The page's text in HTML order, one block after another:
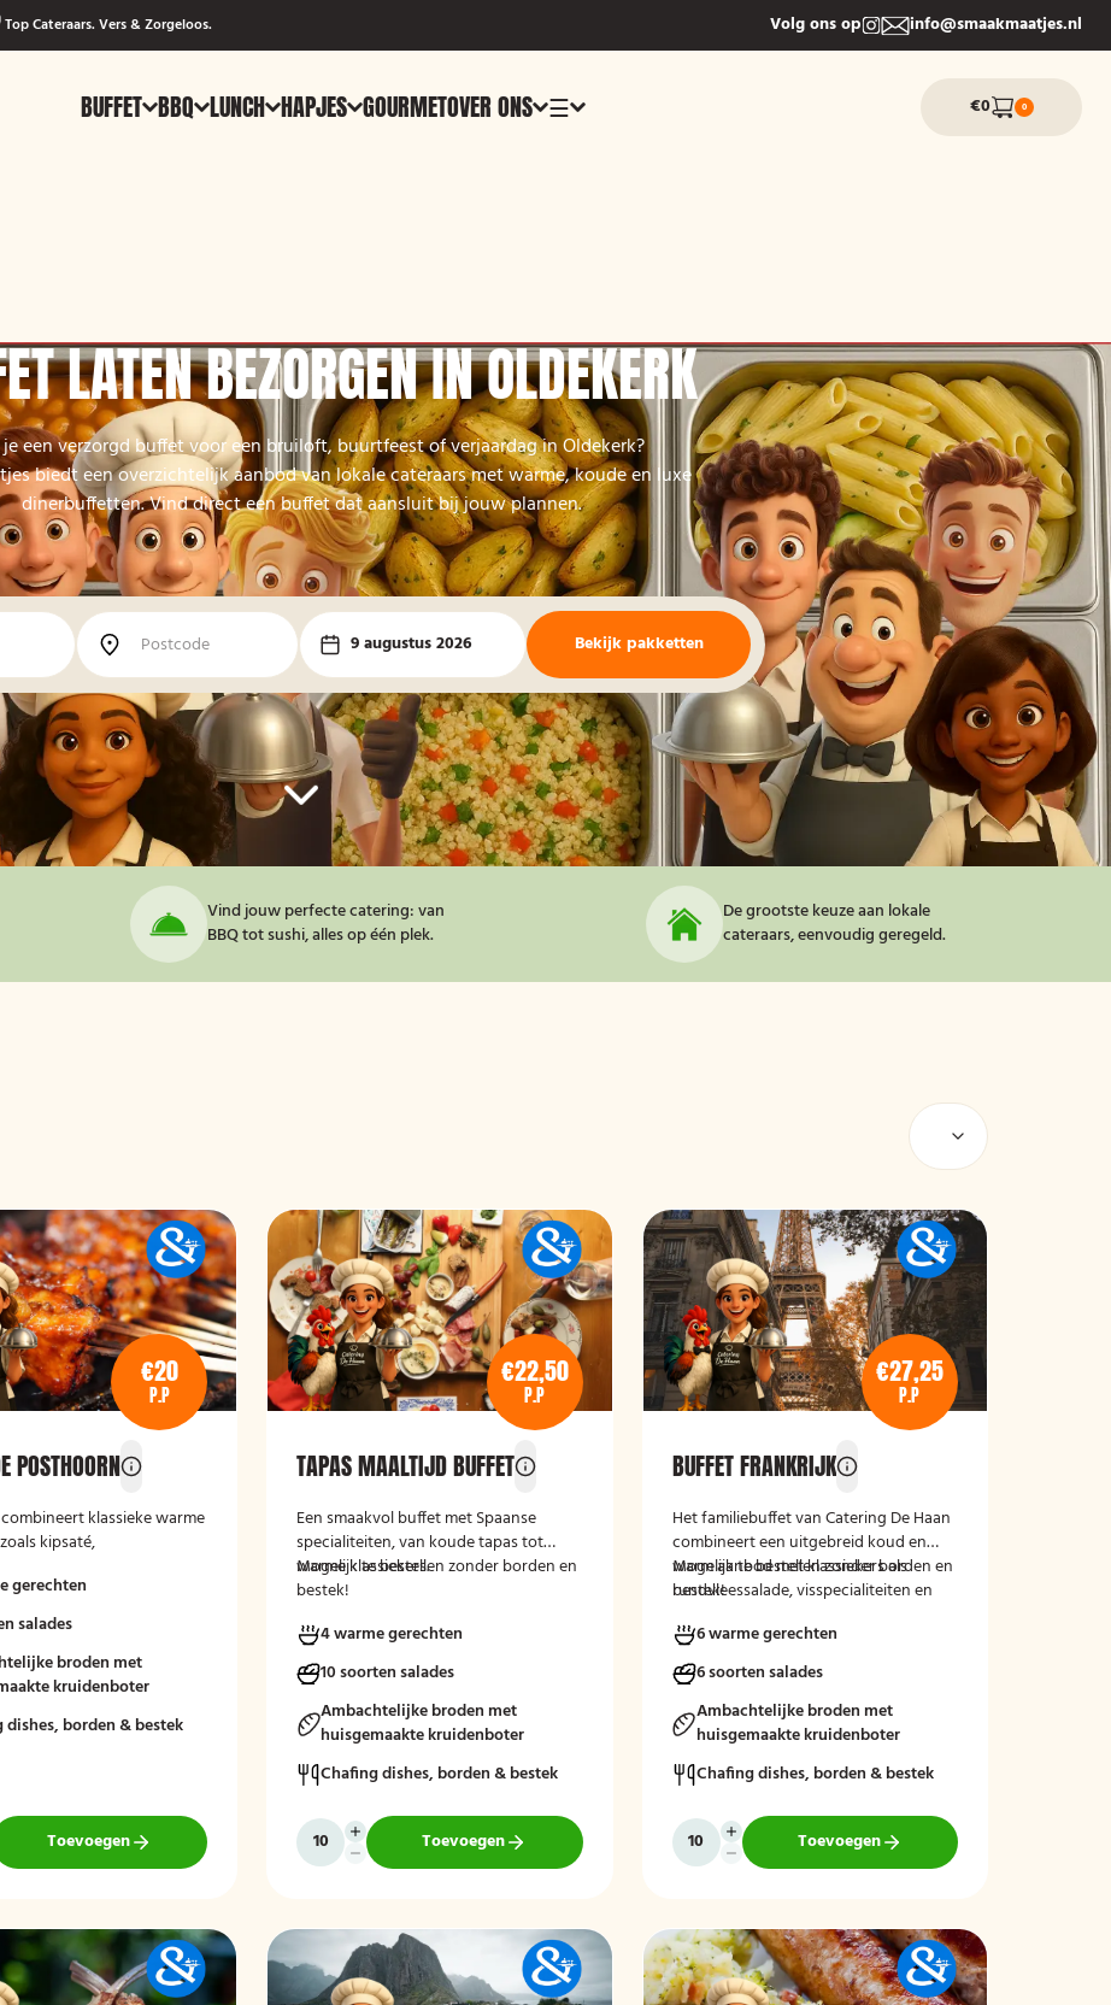
Top Cateraars. Vers & Zorgeloos. Volg ons op info@smaakmaatjes.nl
BUFFET BBQ LUNCH HAPJES GOURMETOVER ONS ☰ €0 0
LATEN BEZORGEN IN OLDEKERK
een verzorgd buffet voor een bruiloft, buurtfeest of verjaardag in Oldekerk?
biedt een overzichtelijk aanbod van lokale cateraars met warme, koude en luxe
dinerbuffetten. Vind direct een buffet dat aansluit bij jouw plannen.
9 augustus 2026 Bekijk pakketten
Vind jouw perfecte catering: van
BBQ tot sushi, alles op één plek.
De grootste keuze aan lokale
cateraars, eenvoudig geregeld.
€20
P.P
POSTHOORN
klassieke warme
kipsaté,
met bijgerechten als
rijst en
Afgerond met frisse
salades en vers
voor een
smaakvol geheel.
gerechten
salades
broden met
kruidenboter
dishes, borden & bestek
Toevoegen
€22,50
P.P
TAPAS MAALTIJD BUFFET
Een smaakvol buffet met Spaanse
specialiteiten, van koude tapas tot
warme klassiekers.
Mogelijk te bestellen zonder borden en
bestek!
4 warme gerechten
10 soorten salades
Ambachtelijke broden met
huisgemaakte kruidenboter
Chafing dishes, borden & bestek
Toevoegen
€27,25
P.P
BUFFET FRANKRIJK
Het familiebuffet van Catering De Haan
combineert een uitgebreid koud en
warm aanbod met klassiekers als
rundvleessalade, visspecialiteiten en
sauzen. Perfect aangevuld met warme
bijgerechten en een optioneel dessert
zoals crème brûlée met vanille-ijs.
Mogelijk te bestellen zonder borden en
bestek!
6 warme gerechten
6 soorten salades
Ambachtelijke broden met
huisgemaakte kruidenboter
Chafing dishes, borden & bestek
Toevoegen